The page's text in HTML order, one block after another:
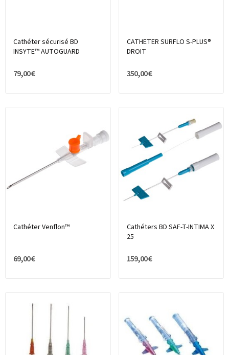
Cathéter sécurisé BD
INSYTE™ AUTOGUARD
79,00 €
CATHETER SURFLO S-PLUS®
DROIT
350,00 €
Cathéter Venflon™
69,00 €
Cathéters BD SAF-T-INTIMA X
25
159,00 €